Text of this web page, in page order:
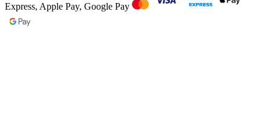
Express, Apple Pay, Google Pay